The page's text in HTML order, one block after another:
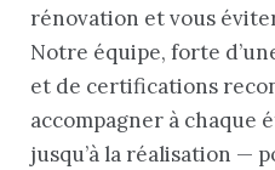
rénovation et vous
Notre équipe, forte
et de certifications
accompagner à chaque
jusqu’à la réalisation —